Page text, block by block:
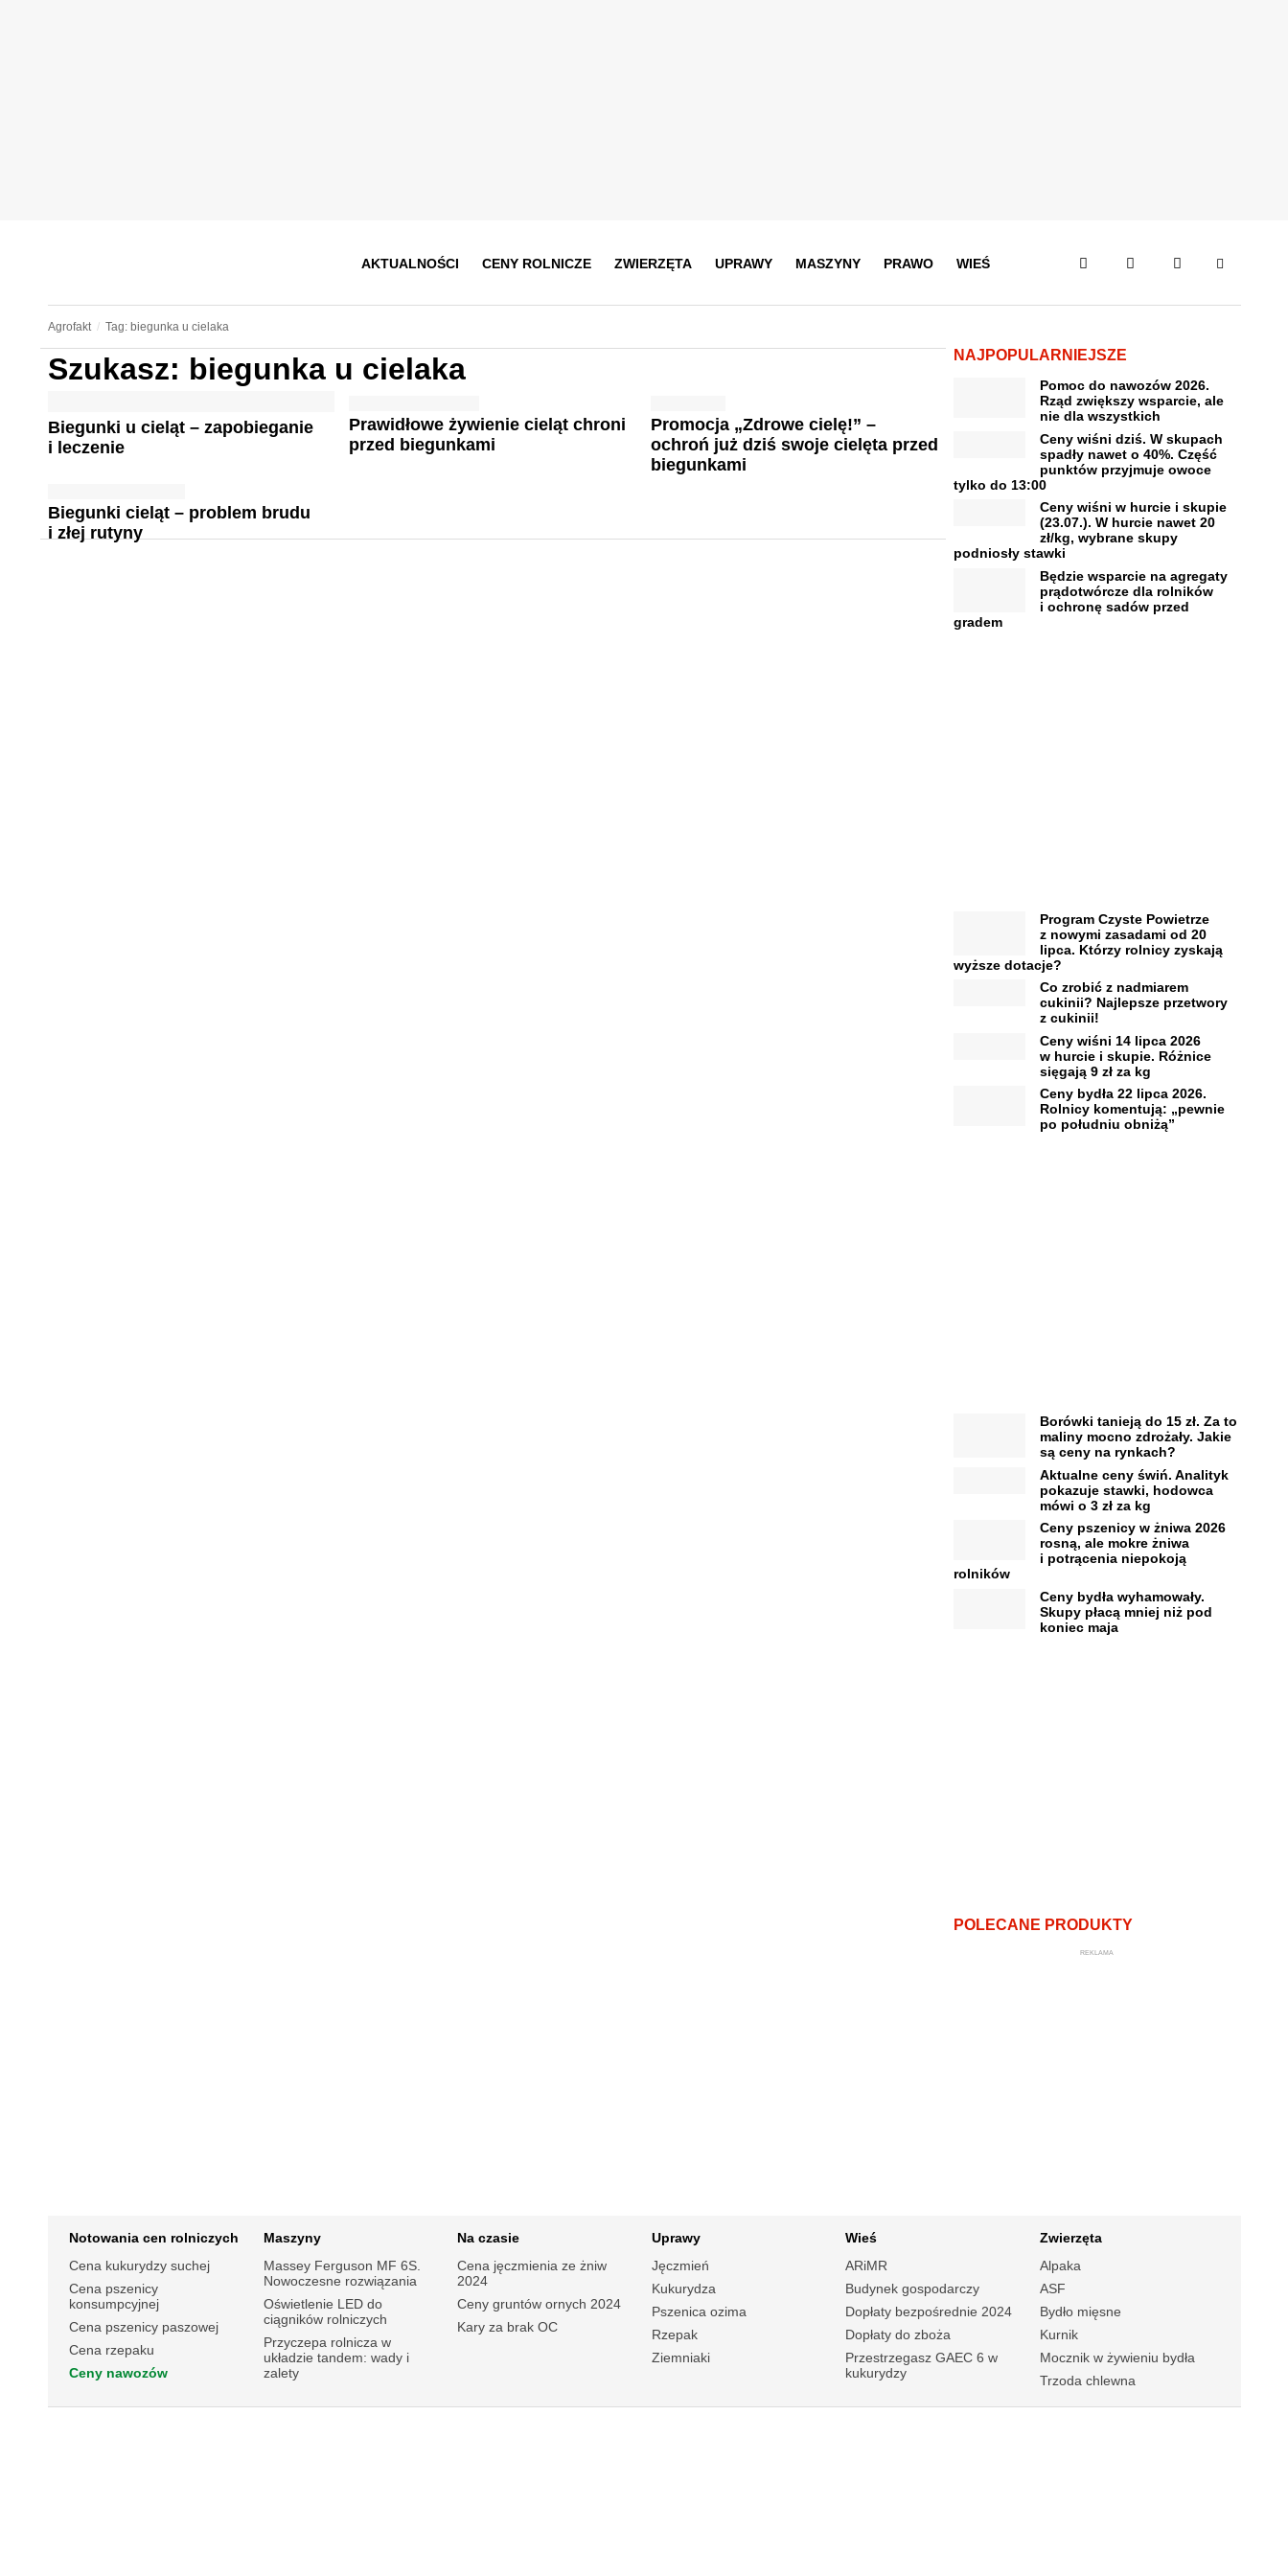
AKTUALNOŚCI CENY ROLNICZE ZWIERZĘTA UPRAWY MASZYNY PRAWO WIEŚ
Agrofakt Tag: biegunka u cielaka
Szukasz: biegunka u cielaka
Biegunki u cieląt – zapobieganie
i leczenie
Prawidłowe żywienie cieląt chroni
przed biegunkami
Promocja „Zdrowe cielę!” –
ochroń już dziś swoje cielęta przed
biegunkami
Biegunki cieląt – problem brudu
i złej rutyny
NAJPOPULARNIEJSZE
Pomoc do nawozów 2026.
Rząd zwiększy wsparcie, ale
nie dla wszystkich
Ceny wiśni dziś. W skupach
spadły nawet o 40%. Część
punktów przyjmuje owoce
tylko do 13:00
Ceny wiśni w hurcie i skupie
(23.07.). W hurcie nawet 20
zł/kg, wybrane skupy
podniosły stawki
Będzie wsparcie na agregaty
prądotwórcze dla rolników
i ochronę sadów przed
gradem
Program Czyste Powietrze
z nowymi zasadami od 20
lipca. Którzy rolnicy zyskają
wyższe dotacje?
Co zrobić z nadmiarem
cukinii? Najlepsze przetwory
z cukinii!
Ceny wiśni 14 lipca 2026
w hurcie i skupie. Różnice
sięgają 9 zł za kg
Ceny bydła 22 lipca 2026.
Rolnicy komentują: „pewnie
po południu obniżą”
Borówki tanieją do 15 zł. Za to
maliny mocno zdrożały. Jakie
są ceny na rynkach?
Aktualne ceny świń. Analityk
pokazuje stawki, hodowca
mówi o 3 zł za kg
Ceny pszenicy w żniwa 2026
rosną, ale mokre żniwa
i potrącenia niepokoją
rolników
Ceny bydła wyhamowały.
Skupy płacą mniej niż pod
koniec maja
POLECANE PRODUKTY
REKLAMA
Notowania cen rolniczych
Cena kukurydzy suchej
Cena pszenicy
konsumpcyjnej
Cena pszenicy paszowej
Cena rzepaku
Ceny nawozów
Maszyny
Massey Ferguson MF 6S.
Nowoczesne rozwiązania
Oświetlenie LED do
ciągników rolniczych
Przyczepa rolnicza w
układzie tandem: wady i
zalety
Na czasie
Cena jęczmienia ze żniw
2024
Ceny gruntów ornych 2024
Kary za brak OC
Uprawy
Jęczmień
Kukurydza
Pszenica ozima
Rzepak
Ziemniaki
Wieś
ARiMR
Budynek gospodarczy
Dopłaty bezpośrednie 2024
Dopłaty do zboża
Przestrzegasz GAEC 6 w
kukurydzy
Zwierzęta
Alpaka
ASF
Bydło mięsne
Kurnik
Mocznik w żywieniu bydła
Trzoda chlewna